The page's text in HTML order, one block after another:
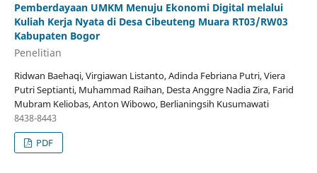
Pemberdayaan UMKM Menuju Ekonomi Digital melalui
Kuliah Kerja Nyata di Desa Cibeuteng Muara RT03/RW03
Kabupaten Bogor
Penelitian
Ridwan Baehaqi, Virgiawan Listanto, Adinda Febriana Putri, Viera
Putri Septianti, Muhammad Raihan, Desta Anggre Nadia Zira, Farid
Mubram Keliobas, Anton Wibowo, Berlianingsih Kusumawati
8438-8443
PDF